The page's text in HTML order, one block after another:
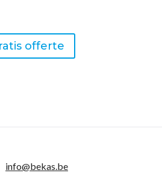
offerte
info@bekas.be